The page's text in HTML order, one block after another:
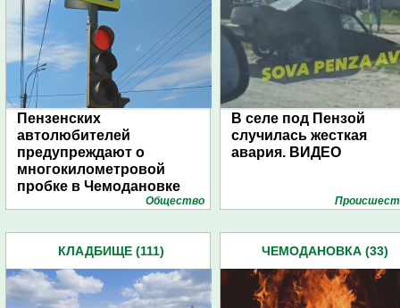
Пензенских
автолюбителей
предупреждают о
многокилометровой
пробке в Чемодановке
Общество
В селе под Пензой
случилась жесткая
авария. ВИДЕО
КЛАДБИЩЕ (111) ЧЕМОДАНОВКА (33)